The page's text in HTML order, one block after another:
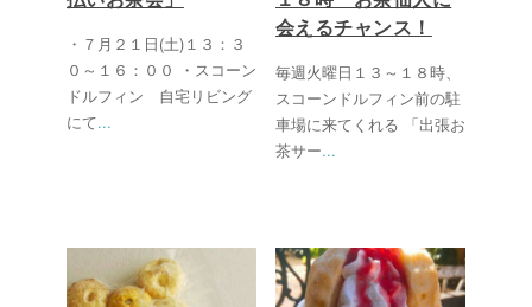
・７月２１日(土)１３：３
０～１６：００ ・スコーン
ドルフィン 自宅リビング
にて...
会えるチャンス！
毎週火曜日１３～１８時、
スコーンドルフィン前の駐
車場に来てくれる 「出張お
茶サー...